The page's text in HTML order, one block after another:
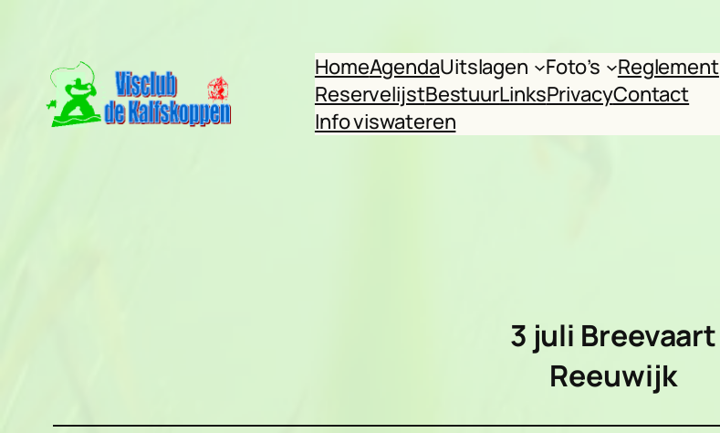
inhoud
HomeAgendaUitslagen Foto’s
Reglement
ReservelijstBestuurLinksPrivacyContact
Info viswateren
3 juli Breevaart
Reeuwijk